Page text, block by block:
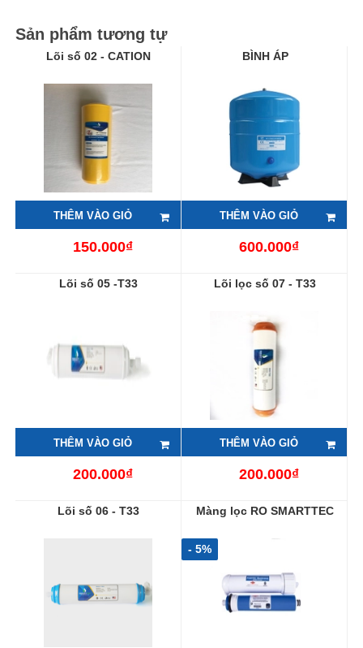
Sản phẩm tương tự
Lõi số 02 - CATION
THÊM VÀO GIỎ
150.000₫
BÌNH ÁP
THÊM VÀO GIỎ
600.000₫
Lõi số 05 -T33
THÊM VÀO GIỎ
200.000₫
Lõi lọc số 07 - T33
THÊM VÀO GIỎ
200.000₫
Lõi số 06 - T33 Màng lọc RO SMARTTEC
- 5%